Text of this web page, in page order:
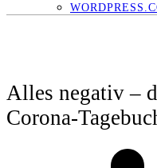
Alles negativ –
Corona-